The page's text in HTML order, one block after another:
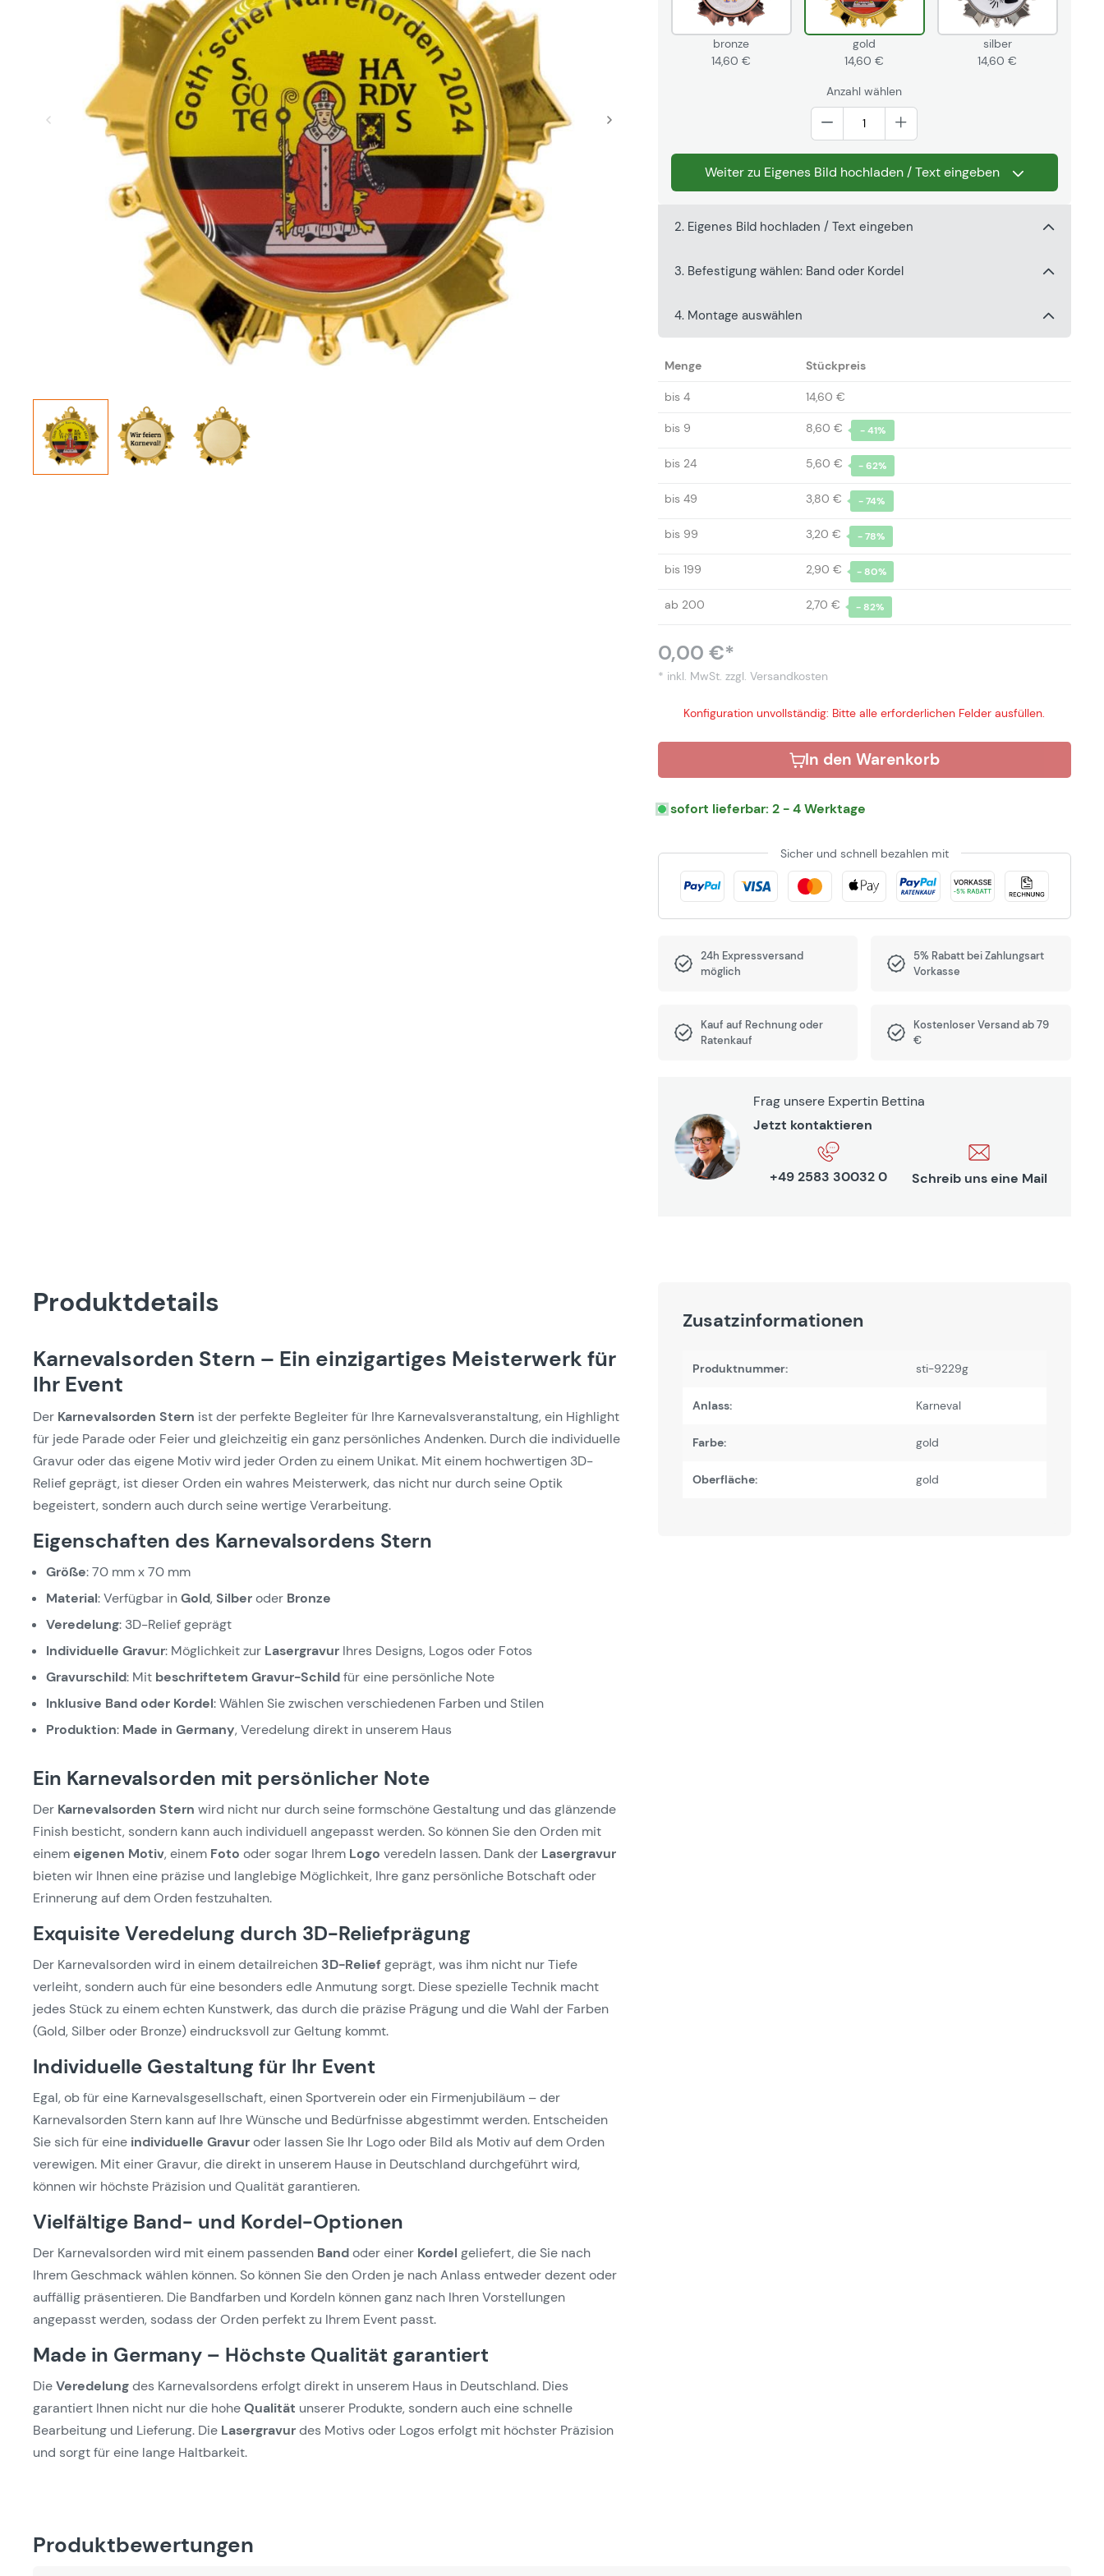
bronze
14,60 €
gold
14,60 €
silber
14,60 €
Anzahl wählen
Weiter zu Eigenes Bild hochladen / Text eingeben
2. Eigenes Bild hochladen / Text eingeben
3. Befestigung wählen: Band oder Kordel
4. Montage auswählen
Menge Stückpreis
bis 4 14,60 €
bis 9 8,60 € - 41%
bis 24 5,60 € - 62%
bis 49 3,80 € - 74%
bis 99 3,20 € - 78%
bis 199 2,90 € - 80%
ab 200 2,70 € - 82%
0,00 €*
* inkl. MwSt. zzgl. Versandkosten
Konfiguration unvollständig: Bitte alle erforderlichen Felder ausfüllen.
In den Warenkorb
sofort lieferbar: 2 - 4 Werktage
Sicher und schnell bezahlen mit
24h Expressversand
möglich
5% Rabatt bei Zahlungsart
Vorkasse
Kauf auf Rechnung oder
Ratenkauf
Kostenloser Versand ab 79
€
Frag unsere Expertin Bettina
Jetzt kontaktieren
+49 2583 30032 0 Schreib uns eine Mail
Produktdetails
Karnevalsorden Stern – Ein einzigartiges Meisterwerk für
Ihr Event
Der Karnevalsorden Stern ist der perfekte Begleiter für Ihre Karnevalsveranstaltung, ein Highlight
für jede Parade oder Feier und gleichzeitig ein ganz persönliches Andenken. Durch die individuelle
Gravur oder das eigene Motiv wird jeder Orden zu einem Unikat. Mit einem hochwertigen 3D-
Relief geprägt, ist dieser Orden ein wahres Meisterwerk, das nicht nur durch seine Optik
begeistert, sondern auch durch seine wertige Verarbeitung.
Eigenschaften des Karnevalsordens Stern
Größe: 70 mm x 70 mm
Material: Verfügbar inGold, Silberoder Bronze
Veredelung: 3D-Relief geprägt
Individuelle Gravur: Möglichkeit zur Lasergravur Ihres Designs, Logos oder Fotos
Gravurschild: Mit beschriftetem Gravur-Schildfür eine persönliche Note
Inklusive Band oder Kordel: Wählen Sie zwischen verschiedenen Farben und Stilen
Produktion: Made in Germany, Veredelung direkt in unserem Haus
Ein Karnevalsorden mit persönlicher Note
Der Karnevalsorden Stern wird nicht nur durch seine formschöne Gestaltung und das glänzende
Finish besticht, sondern kann auch individuell angepasst werden. So können Sie den Orden mit
einemeigenen Motiv, einem Foto oder sogar Ihrem Logo veredeln lassen. Dank der Lasergravur
bieten wir Ihnen eine präzise und langlebige Möglichkeit, Ihre ganz persönliche Botschaft oder
Erinnerung auf dem Orden festzuhalten.
Exquisite Veredelung durch 3D-Reliefprägung
Der Karnevalsorden wird in einem detailreichen 3D-Reliefgeprägt, was ihm nicht nur Tiefe
verleiht, sondern auch für eine besonders edle Anmutung sorgt. Diese spezielle Technik macht
jedes Stück zu einem echten Kunstwerk, das durch die präzise Prägung und die Wahl der Farben
(Gold, Silber oder Bronze) eindrucksvoll zur Geltung kommt.
Individuelle Gestaltung für Ihr Event
Egal, ob für eine Karnevalsgesellschaft, einen Sportverein oder ein Firmenjubiläum – der
Karnevalsorden Stern kann auf Ihre Wünsche und Bedürfnisse abgestimmt werden. Entscheiden
Sie sich für eine individuelle Gravuroder lassen Sie Ihr Logo oder Bild als Motiv auf dem Orden
verewigen. Mit einer Gravur, die direkt in unserem Hause in Deutschland durchgeführt wird,
können wir höchste Präzision und Qualität garantieren.
Vielfältige Band- und Kordel-Optionen
Der Karnevalsorden wird mit einem passenden Bandoder einer Kordel geliefert, die Sie nach
Ihrem Geschmack wählen können. So können Sie den Orden je nach Anlass entweder dezent oder
auffällig präsentieren. Die Bandfarben und Kordeln können ganz nach Ihren Vorstellungen
angepasst werden, sodass der Orden perfekt zu Ihrem Event passt.
Made in Germany – Höchste Qualität garantiert
DieVeredelungdes Karnevalsordens erfolgt direkt in unserem Haus in Deutschland. Dies
garantiert Ihnen nicht nur die hoheQualität unserer Produkte, sondern auch eine schnelle
Bearbeitung und Lieferung. Die Lasergravurdes Motivs oder Logos erfolgt mit höchster Präzision
und sorgt für eine lange Haltbarkeit.
Zusatzinformationen
Produktnummer: sti-9229g
Anlass: Karneval
Farbe: gold
Oberfläche: gold
Produktbewertungen